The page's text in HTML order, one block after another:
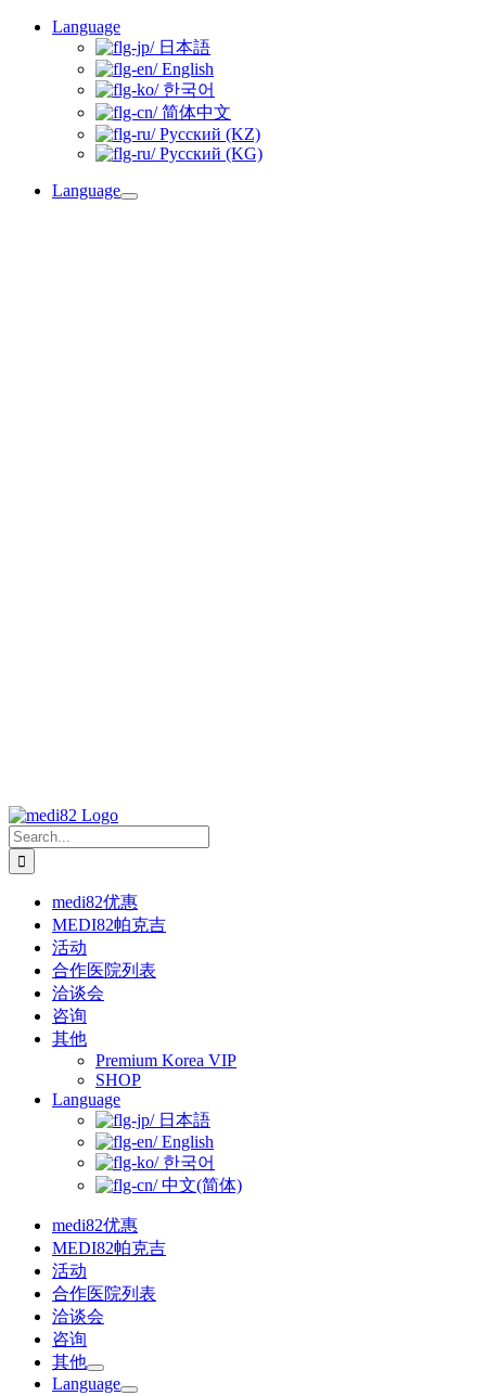
Skip
Language
日本語
English
한국어
简体中文
Русский (KZ)
Русский (KG)
Language
Search
for:
medi82优惠
MEDI82帕克吉
活动
合作医院列表
洽谈会
咨询
其他
Premium Korea VIP
SHOP
Language
日本語
English
한국어
中文(简体)
medi82优惠
MEDI82帕克吉
活动
合作医院列表
洽谈会
咨询
其他
Language